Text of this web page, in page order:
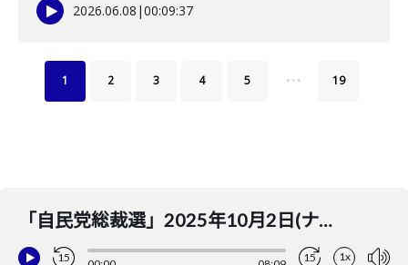
2026.06.08 |00:09:37
1 2 3 4 5 … 19
「自民党総裁選」2025年10月2日(ナビゲーター：武田真一 コメンテーター：武田一顕)
15 15 1x